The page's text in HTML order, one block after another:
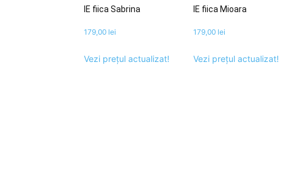
IE fiica Sabrina
179,00 lei
Vezi prețul actualizat!
IE fiica Mioara
179,00 lei
Vezi prețul actualizat!